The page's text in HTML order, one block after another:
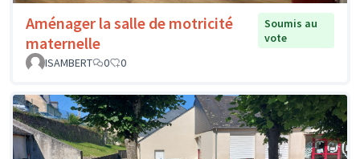
Aménager la salle de motricité
maternelle
Soumis au
vote
ISAMBERT
0 0